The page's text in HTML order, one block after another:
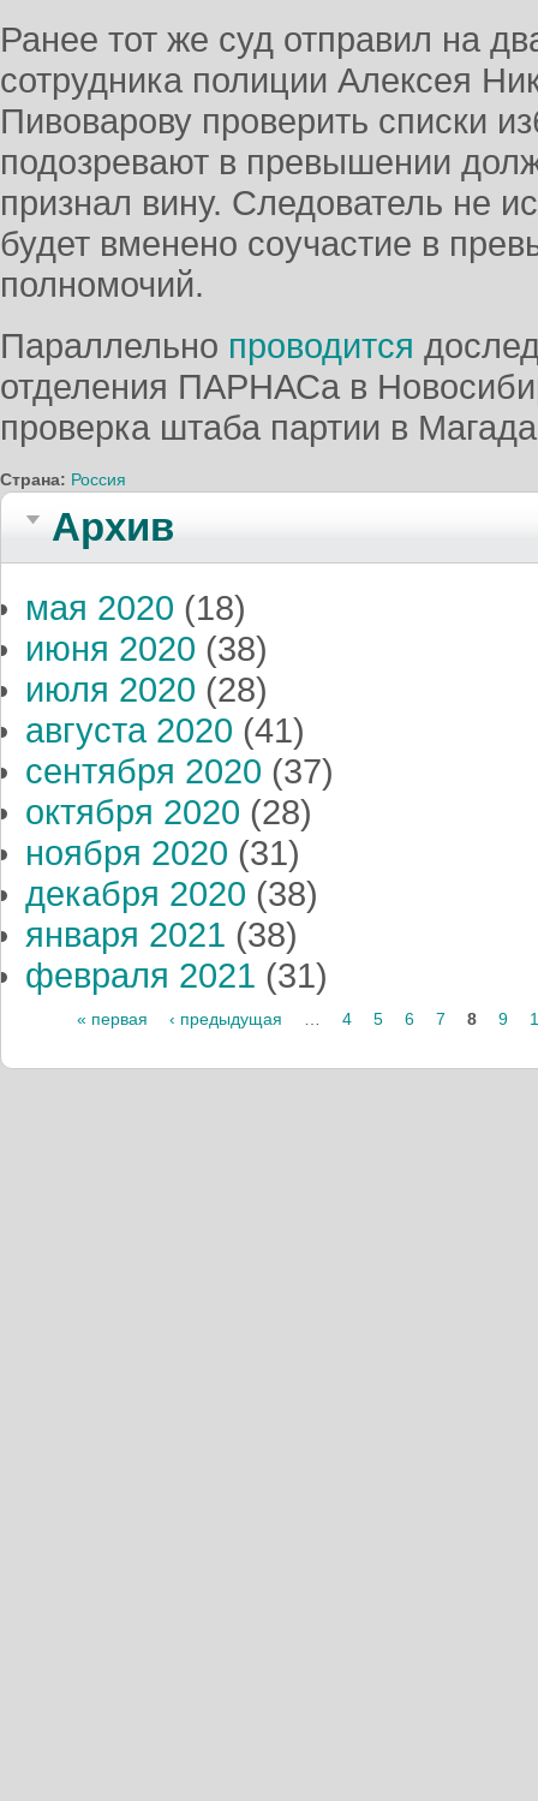
Ранее тот же суд отправил на
сотрудника полиции Алексея
Пивоварову проверить списки
подозревают в превышении
признал вину. Следователь не
будет вменено соучастие в
полномочий.
Параллельно проводится
отделения ПАРНАСа в
проверка штаба партии в
Страна: Россия
Архив
мая 2020 (18)
июня 2020 (38)
июля 2020 (28)
августа 2020 (41)
сентября 2020 (37)
октября 2020 (28)
ноября 2020 (31)
декабря 2020 (38)
января 2021 (38)
февраля 2021 (31)
Страницы
« первая ‹ предыдущая … 4 5 6 7 8 9